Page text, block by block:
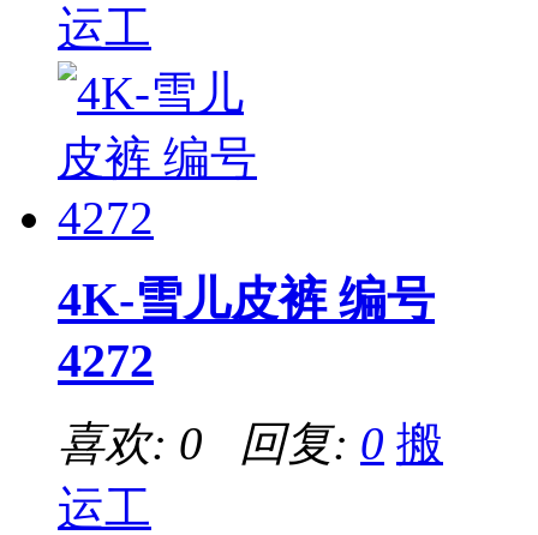
运工
4K-雪儿皮裤 编号
4272
喜欢: 0 回复: 0 搬
运工